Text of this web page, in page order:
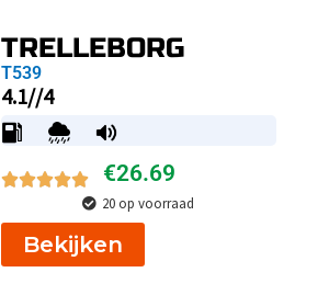
TRELLEBORG
T539
4.1//4
€26.69
20 op voorraad
Bekijken